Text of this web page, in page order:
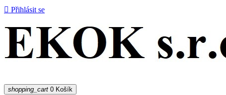
 Přihlásit se
shopping_cart 0 Košík